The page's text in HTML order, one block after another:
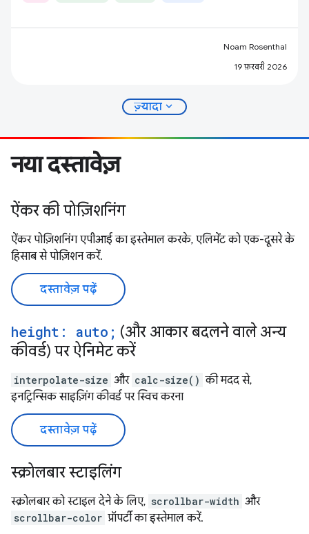
Noam Rosenthal
19 फ़रवरी 2026
ज़्यादा expand_more
नया दस्तावेज़
ऐंकर की पोज़िशनिंग
ऐंकर पोज़िशनिंग एपीआई का इस्तेमाल करके, एलिमेंट को एक-दूसरे के
हिसाब से पोज़िशन करें.
दस्तावेज़ पढ़ें
height: auto; (और आकार बदलने वाले अन्य
कीवर्ड) पर ऐनिमेट करें
interpolate-size और calc-size() की मदद से,
इनट्रिन्सिक साइज़िंग कीवर्ड पर स्विच करना
दस्तावेज़ पढ़ें
स्क्रोलबार स्टाइलिंग
स्क्रोलबार को स्टाइल देने के लिए, scrollbar-width और
scrollbar-color प्रॉपर्टी का इस्तेमाल करें.